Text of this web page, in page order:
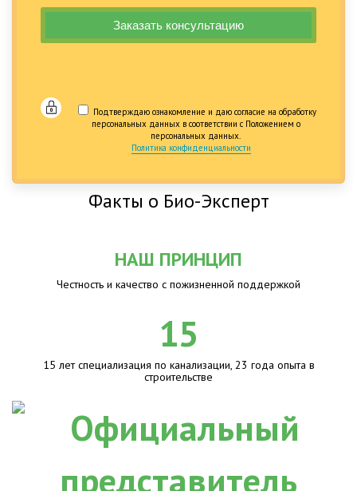
Подтверждаю ознакомление и даю согласие на обработку
персональных данных в соответствии с Положением о
персональных данных.
Политика конфиденциальности
Факты о Био-Эксперт
НАШ ПРИНЦИП
Честность и качество с пожизненной поддержкой
15
15 лет специализация по канализации, 23 года опыта в
строительстве